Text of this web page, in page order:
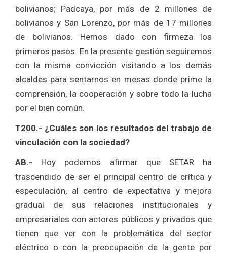
bolivianos; Padcaya, por más de 2 millones de
bolivianos y San Lorenzo, por más de 17 millones
de bolivianos. Hemos dado con firmeza los
primeros pasos. En la presente gestión seguiremos
con la misma convicción visitando a los demás
alcaldes para sentarnos en mesas donde prime la
comprensión, la cooperación y sobre todo la lucha
por el bien común.
T200.- ¿Cuáles son los resultados del trabajo de
vinculación con la sociedad?
AB.- Hoy podemos afirmar que SETAR ha
trascendido de ser el principal centro de crítica y
especulación, al centro de expectativa y mejora
gradual de sus relaciones institucionales y
empresariales con actores públicos y privados que
tienen que ver con la problemática del sector
eléctrico o con la preocupación de la gente por